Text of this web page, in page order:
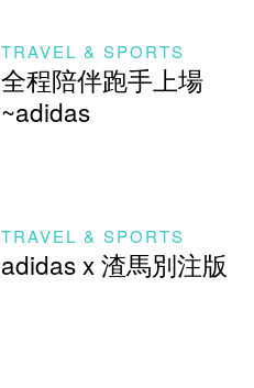
TRAVEL & SPORTS
全程陪伴跑手上場
~adidas
TRAVEL & SPORTS
adidas x 渣馬別注版